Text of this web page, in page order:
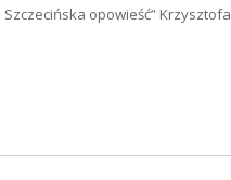
opowieść” Krzysztofa